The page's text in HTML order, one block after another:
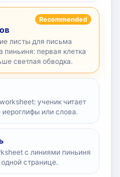
Recommended
листы для письма
пиньиня: первая клетка
светлая обводка.
ученик читает
или слова.
с линиями пиньиня
странице.